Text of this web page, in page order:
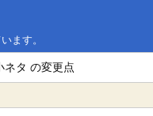
ます。
ネタ の変更点